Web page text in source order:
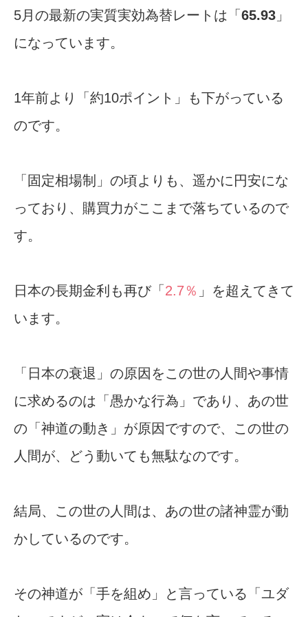
5月の最新の実質実効為替レートは「65.93 」
になっています。
1年前より「約10ポイント」も下がっている
のです。
「固定相場制」の頃よりも、遥かに円安にな
っており、購買力がここまで落ちているので
す。
日本の長期金利も再び「2.7％ 」を超えてきて
います。
「日本の衰退」の原因をこの世の人間や事情
に求めるのは「愚かな行為」であり、あの世
の「神道の動き」が原因ですので、この世の
人間が、どう動いても無駄なのです。
結局、この世の人間は、あの世の諸神霊が動
かしているのです。
その神道が「手を組め」と言っている「ユダ